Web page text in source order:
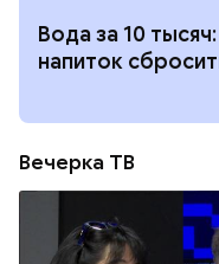
Вода за 10
напиток
Вечерка ТВ